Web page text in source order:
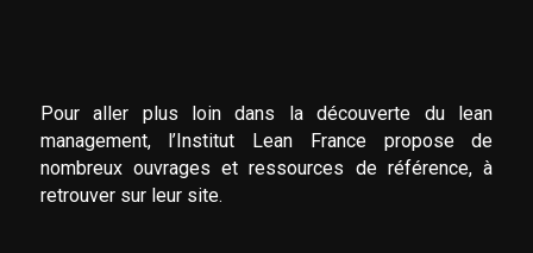
Pour aller plus loin dans la découverte du lean
management, l’Institut Lean France propose de
nombreux ouvrages et ressources de référence, à
retrouver sur leur site.